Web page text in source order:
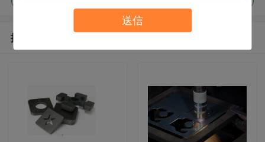
送信
推薦されたプロダクト